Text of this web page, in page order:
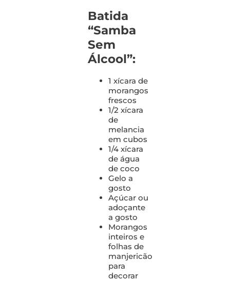
Batida
“Samba
Sem
Álcool”:
1 xícara de
morangos
frescos
1/2 xícara
de
melancia
em cubos
1/4 xícara
de água
de coco
Gelo a
gosto
Açúcar ou
adoçante
a gosto
Morangos
inteiros e
folhas de
manjericão
para
decorar